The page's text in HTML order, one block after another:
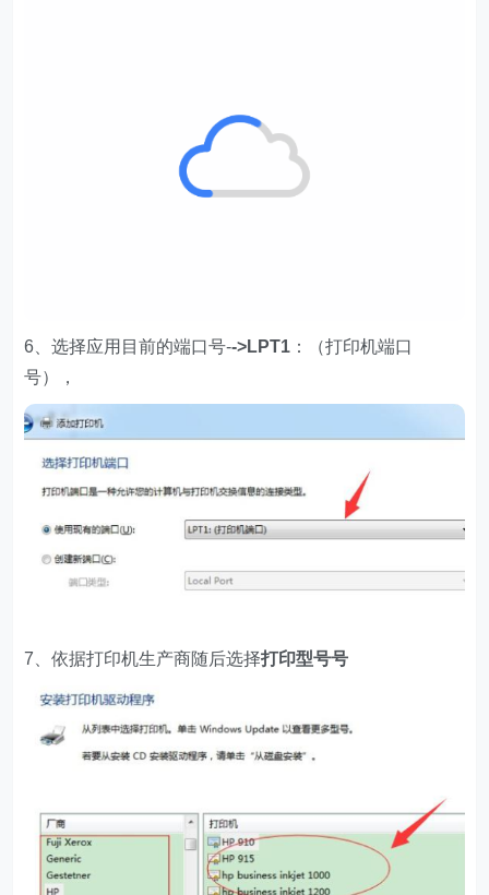
6、选择应用目前的端口号-->LPT1 ：（打印机端口
号），
7、依据打印机生产商随后选择打印型号号